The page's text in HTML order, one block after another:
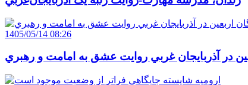
1405/05/14 08:26
در آذربايجان غربي روايت عشق به امامت و رهبري